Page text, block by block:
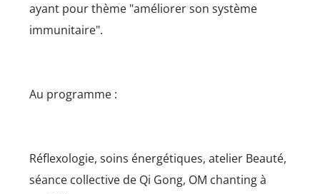
ayant pour thème "améliorer son système
immunitaire".
Au programme :
Réflexologie, soins énergétiques, atelier Beauté,
séance collective de Qi Gong, OM chanting à